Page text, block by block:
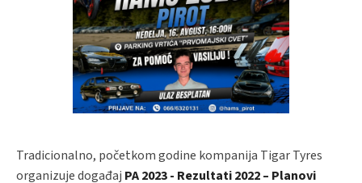
Tradicionalno, početkom godine kompanija Tigar Tyres
organizuje događaj PA 2023 - Rezultati 2022 – Planovi